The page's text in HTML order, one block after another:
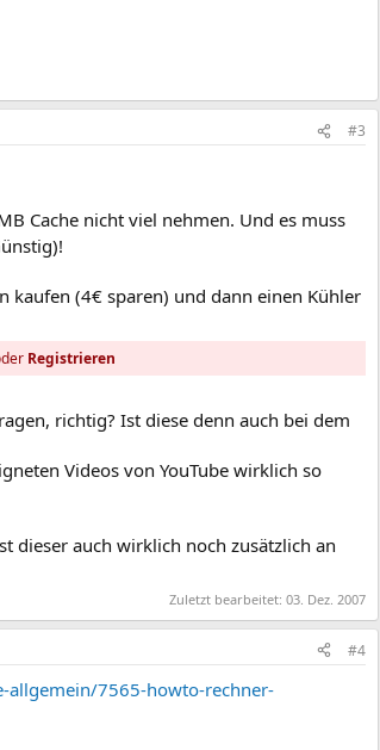
#3
Cache nicht viel nehmen. Und es muss
kaufen (4€ sparen) und dann einen Kühler
Registrieren
richtig? Ist diese denn auch bei dem
Videos von YouTube wirklich so
dieser auch wirklich noch zusätzlich an
Zuletzt bearbeitet: 03. Dez. 2007
#4
7565-howto-rechner-